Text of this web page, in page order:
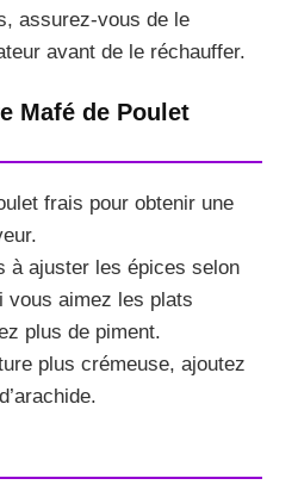
assurez-vous de le
avant de le réchauffer.
Mafé de Poulet
frais pour obtenir une
à ajuster les épices selon
vous aimez les plats
plus de piment.
plus crémeuse, ajoutez